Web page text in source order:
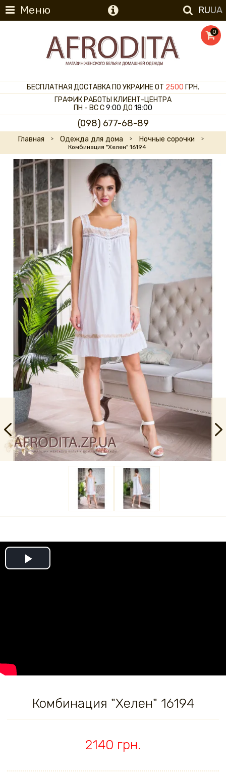
Меню RUUA
0
БЕСПЛАТНАЯ ДОСТАВКА ПО УКРАИНЕ ОТ 2500 ГРН.
ГРАФИК РАБОТЫ КЛИЕНТ-ЦЕНТРА
ПН - ВС С9:00 ДО 18:00
(098) 677-68-89
Главная Одежда для дома Ночные сорочки
Комбинация "Хелен" 16194
Play
Комбинация "Хелен" 16194
2140 грн.